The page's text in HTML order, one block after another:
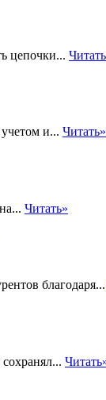
цепочки...
и... Читать»
Читать»
благодаря...